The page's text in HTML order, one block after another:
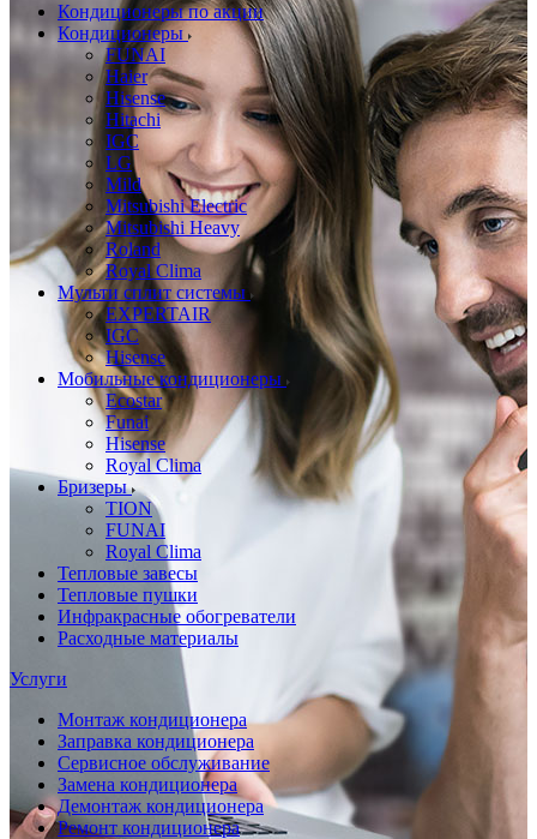
Кондиционеры по акции
Кондиционеры
FUNAI
Haier
Hisense
Hitachi
IGC
LG
Mild
Mitsubishi Electric
Mitsubishi Heavy
Roland
Royal Clima
Мульти сплит системы
EXPERTAIR
IGC
Hisense
Мобильные кондиционеры
Ecostar
Funai
Hisense
Royal Clima
Бризеры
TION
FUNAI
Royal Clima
Тепловые завесы
Тепловые пушки
Инфракрасные обогреватели
Расходные материалы
Услуги
Монтаж кондиционера
Заправка кондиционера
Сервисное обслуживание
Замена кондиционера
Демонтаж кондиционера
Ремонт кондиционера